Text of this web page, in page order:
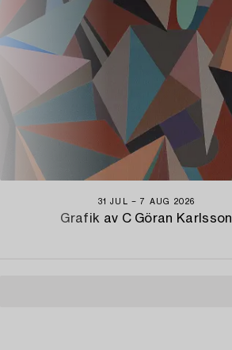
31 JUL − 7 AUG 2026
Grafik av C Göran Karlsson